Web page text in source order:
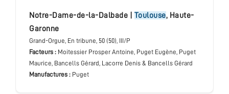
Notre-Dame-de-la-Dalbade Toulouse, Haute-
Garonne
Grand-Orgue, En tribune, 50 (50), III/P
Facteurs : Moitessier Prosper Antoine, Puget Eugène, Puget
Maurice, Bancells Gérard, Lacorre Denis & Bancells Gérard
Manufactures : Puget